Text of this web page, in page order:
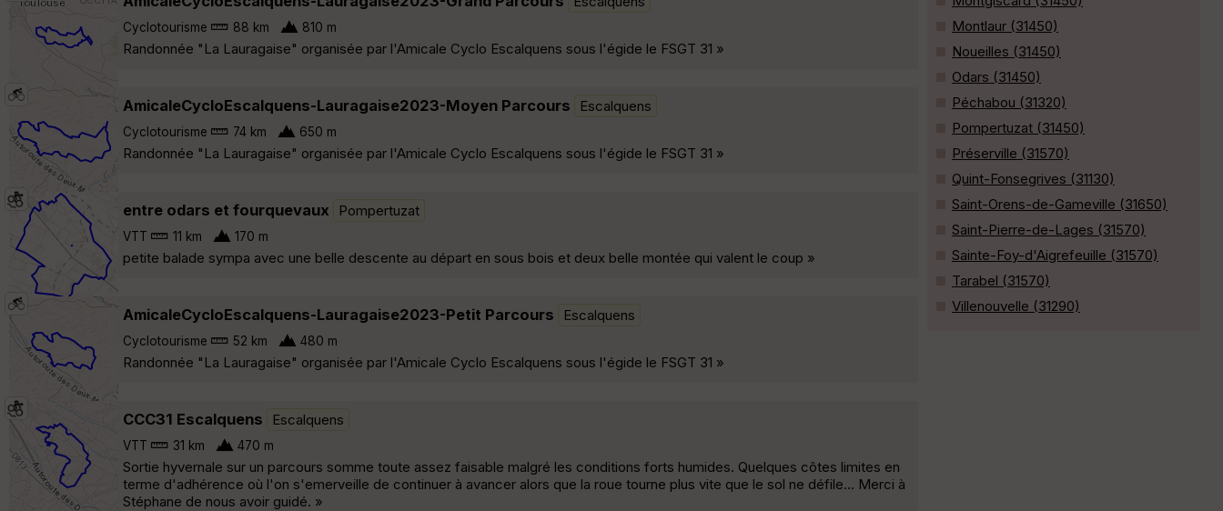
Cyclotourisme 88 km 810 m
Randonnée "La Lauragaise" organisée par l'Amicale Cyclo Escalquens sous l'égide le FSGT 31 »
AmicaleCycloEscalquens-Lauragaise2023-Moyen Parcours Escalquens
Cyclotourisme 74 km 650 m
Randonnée "La Lauragaise" organisée par l'Amicale Cyclo Escalquens sous l'égide le FSGT 31 »
entre odars et fourquevaux Pompertuzat
VTT 11 km 170 m
petite balade sympa avec une belle descente au départ en sous bois et deux belle montée qui valent le coup »
AmicaleCycloEscalquens-Lauragaise2023-Petit Parcours Escalquens
Cyclotourisme 52 km 480 m
Randonnée "La Lauragaise" organisée par l'Amicale Cyclo Escalquens sous l'égide le FSGT 31 »
CCC31 Escalquens Escalquens
VTT 31 km 470 m
Sortie hyvernale sur un parcours somme toute assez faisable malgré les conditions forts humides. Quelques côtes limites en
terme d'adhérence où l'on s'emerveille de continuer à avancer alors que la roue tourne plus vite que le sol ne défile... Merci à
Stéphane de nous avoir guidé. »
Montlaur (31450)
Noueilles (31450)
Odars (31450)
Péchabou (31320)
Pompertuzat (31450)
Préserville (31570)
Quint-Fonsegrives (31130)
Saint-Orens-de-Gameville (31650)
Saint-Pierre-de-Lages (31570)
Sainte-Foy-d'Aigrefeuille (31570)
Tarabel (31570)
Villenouvelle (31290)